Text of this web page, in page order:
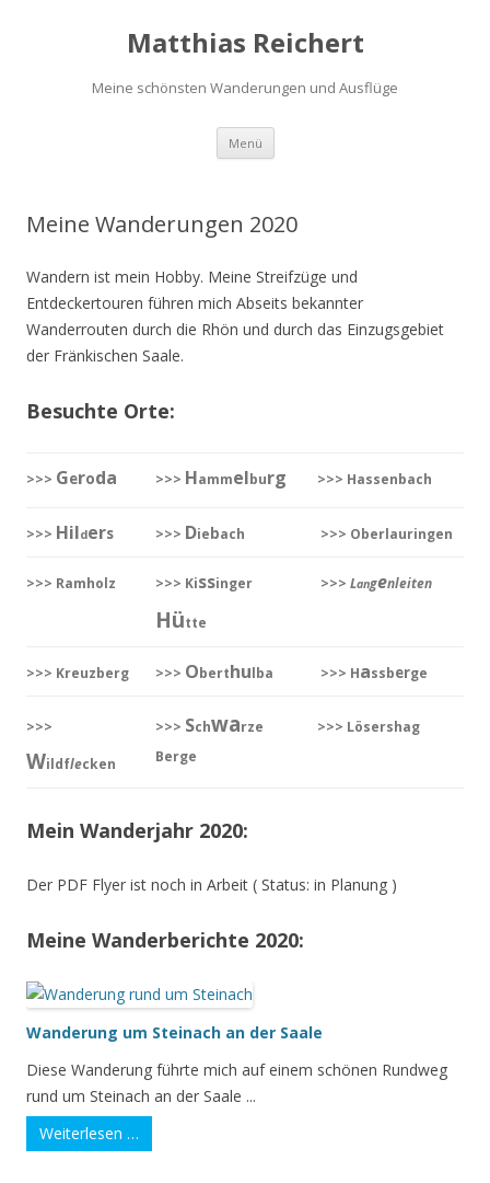
Matthias Reichert
Meine schönsten Wanderungen und Ausflüge
Menü Zum
springen
Meine Wanderungen 2020
Wandern ist mein Hobby. Meine Streifzüge und
Entdeckertouren führen mich Abseits bekannter
Wanderrouten durch die Rhön und durch das Einzugsgebiet
der Fränkischen Saale.
Besuchte Orte:
>>> Geroda >>> Hammelburg >>> Hassenbach
>>> Hilders >>> Diebach >>> Oberlauringen
>>> Ramholz >>> Kissinger
Hütte
>>> Langenleiten
>>> Kreuzberg >>> Oberthulba >>> Hassberge
>>>
Wildflecken
>>> Schwarze
Berge
>>> Lösershag
Mein Wanderjahr 2020:
Der PDF Flyer ist noch in Arbeit ( Status: in Planung )
Meine Wanderberichte 2020:
Wanderung um Steinach an der Saale
Diese Wanderung führte mich auf einem schönen Rundweg
rund um Steinach an der Saale ...
Weiterlesen …